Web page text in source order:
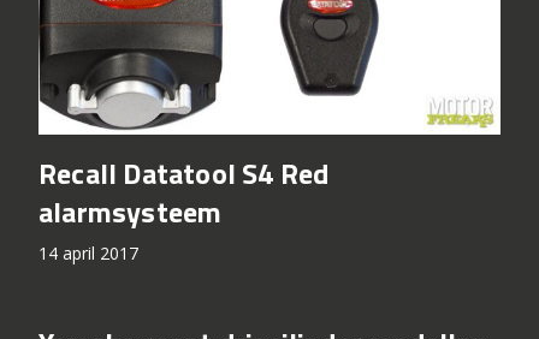
Recall Datatool S4 Red
alarmsysteem
14 april 2017